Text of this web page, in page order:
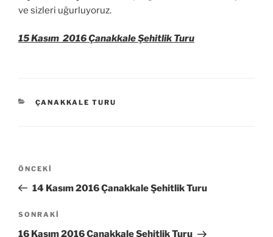
ve sizleri uğurluyoruz.
15 Kasım 2016 Çanakkale Şehitlik Turu
KATEGORILER
ÇANAKKALE TURU
Yazı
Önceki
Yazı
ÖNCEKI
14 Kasım 2016 Çanakkale Şehitlik Turu
Sonraki
Yazı
SONRAKI
16 Kasım 2016 Çanakkale Şehitlik Turu